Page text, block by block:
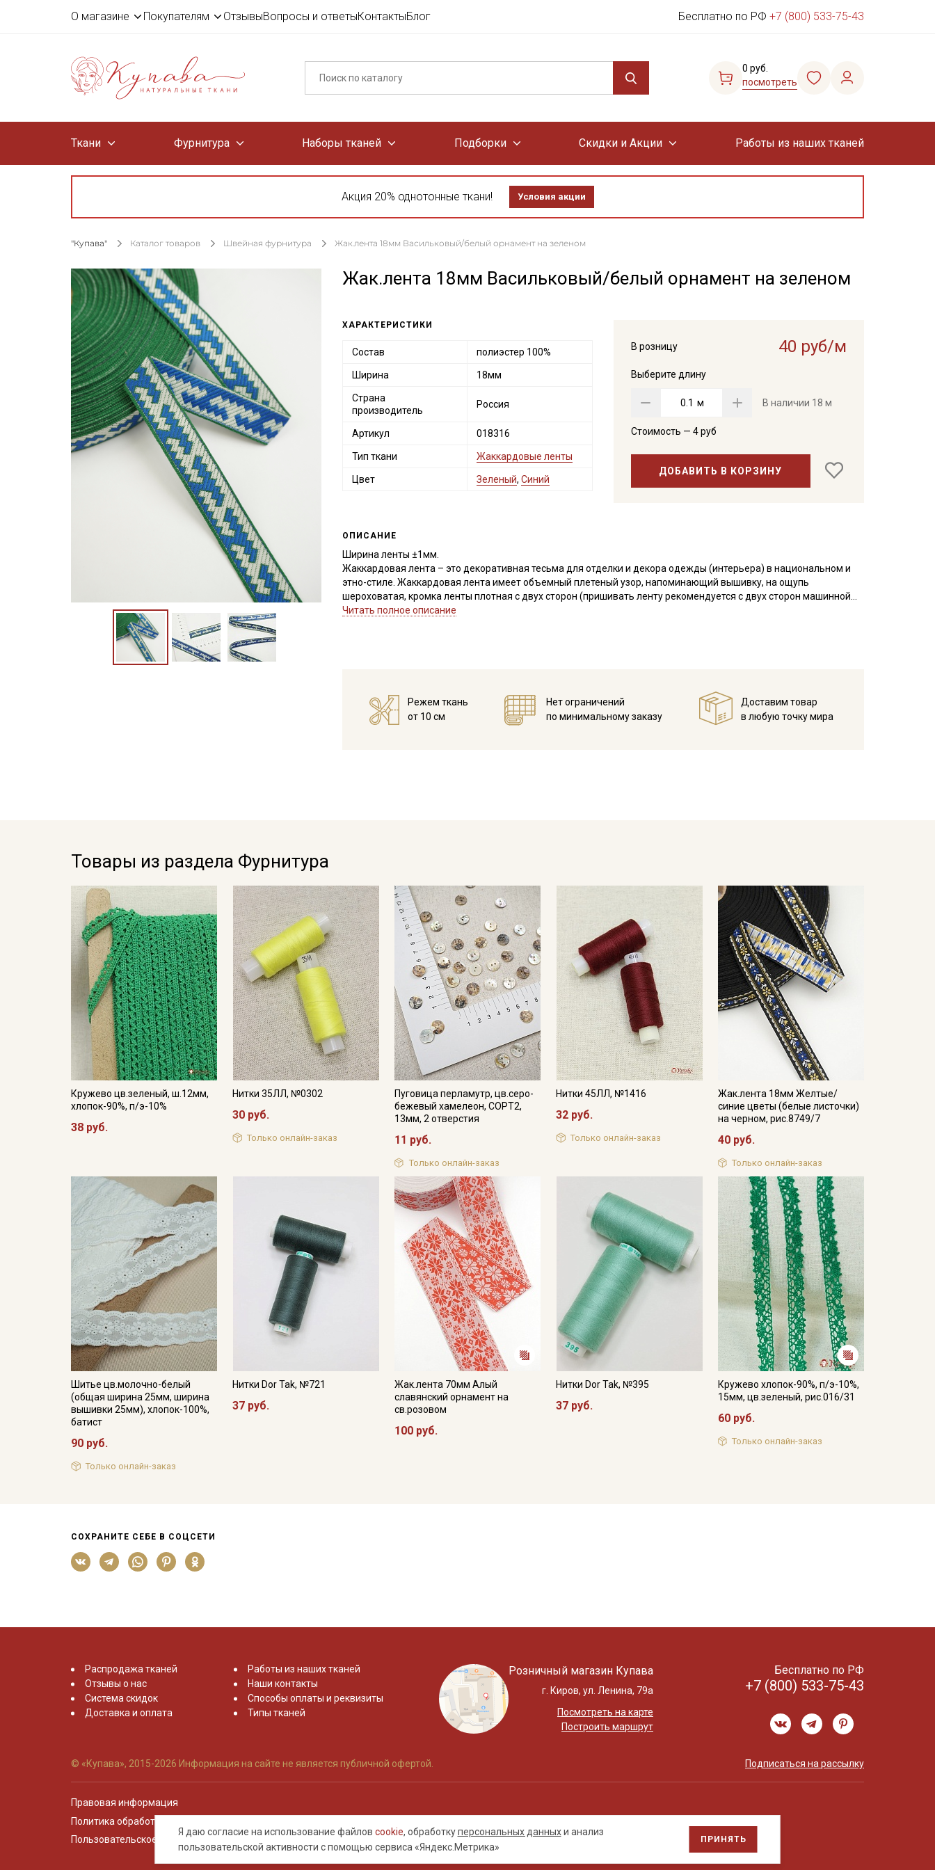
О магазине Покупателям ОтзывыВопросы и ответыКонтактыБлог Бесплатно по РФ +7 (800) 533-75-43
0 руб.
посмотреть
Ткани Фурнитура Наборы тканей Подборки Скидки и Акции Работы из наших тканей
Акция 20% однотонные ткани! Условия акции
"Купава" Каталог товаров Швейная фурнитура Жак.лента 18мм Васильковый/белый орнамент на зеленом
Жак.лента 18мм Васильковый/белый орнамент на зеленом
В розницу 40 руб/м
Выберите длину
м В наличии 18 м
Стоимость — 4руб
ДОБАВИТЬ В КОРЗИНУ
ХАРАКТЕРИСТИКИ
Состав полиэстер 100%
Ширина 18мм
Страна
производитель
Россия
Артикул 018316
Тип ткани Жаккардовые ленты
Цвет Зеленый, Синий
ОПИСАНИЕ
Ширина ленты ±1мм.
Жаккардовая лента – это декоративная тесьма для отделки и декора одежды (интерьера) в национальном и
этно-стиле. Жаккардовая лента имеет объемный плетеный узор, напоминающий вышивку, на ощупь
шероховатая, кромка ленты плотная с двух сторон (пришивать ленту рекомендуется с двух сторон машинной
строчкой).
- максимальная температура стирки до 40 С, без отжима,
Читать полное описание
Режем ткань
от 10 см
Нет ограничений
по минимальному заказу
Доставим товар
в любую точку мира
Товары из раздела Фурнитура
Кружево цв.зеленый, ш.12мм,
хлопок-90%, п/э-10%
38 руб.
Нитки 35ЛЛ, №0302
30 руб.
Только онлайн-заказ
Пуговица перламутр, цв.серо-
бежевый хамелеон, СОРТ2,
13мм, 2 отверстия
11 руб.
Только онлайн-заказ
Нитки 45ЛЛ, №1416
32 руб.
Только онлайн-заказ
Жак.лента 18мм Желтые/
синие цветы (белые листочки)
на черном, рис.8749/7
40 руб.
Только онлайн-заказ
Шитье цв.молочно-белый
(общая ширина 25мм, ширина
вышивки 25мм), хлопок-100%,
батист
90 руб.
Только онлайн-заказ
Нитки Dor Tak, №721
37 руб.
Жак.лента 70мм Алый
славянский орнамент на
св.розовом
100 руб.
Нитки Dor Tak, №395
37 руб.
Кружево хлопок-90%, п/э-10%,
15мм, цв.зеленый, рис.016/31
60 руб.
Только онлайн-заказ
СОХРАНИТЕ СЕБЕ В СОЦСЕТИ
Я даю согласие на использование файлов cookie, обработкуперсональных данныхи анализ
пользовательской активности с помощью сервиса «Яндекс.Метрика»
ПРИНЯТЬ
Распродажа тканей
Отзывы о нас
Система скидок
Доставка и оплата
Работы из наших тканей
Наши контакты
Способы оплаты и реквизиты
Типы тканей
Розничный магазин Купава
г. Киров, ул. Ленина, 79а
Посмотреть на карте
Построить маршрут
Бесплатно по РФ
+7 (800) 533-75-43
© «Купава», 2015-2026 Информация на сайте не является публичной офертой. Подписаться на рассылку
Правовая информация
Политика обработки персональных данных
Пользовательское соглашение
категории тканей
Электронная почта
Подписаться
Ознакомлен(а) сПолитикой обработки персональных
данных
и даюСогласие на обработку персональных
данных
ДаюСогласие на получение рекламных и